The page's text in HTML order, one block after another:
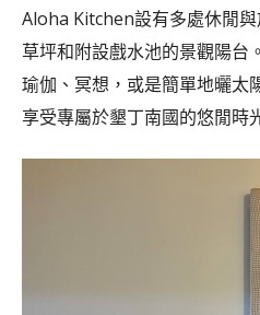
Aloha Kitchen設有多處休閒
草坪和附設戲水池的景觀陽台
瑜伽、冥想，或是簡單地曬太
享受專屬於墾丁南國的悠閒時